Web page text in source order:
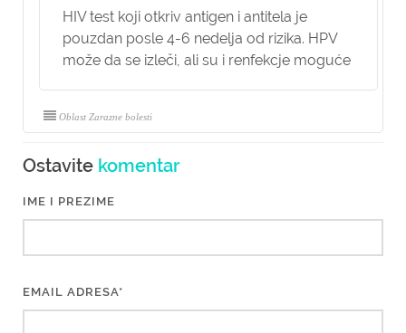
HIV test koji otkriv antigen i antitela je
pouzdan posle 4-6 nedelja od rizika. HPV
može da se izleči, ali su i renfekcje moguće
Oblast Zarazne bolesti
Ostavite komentar
IME I PREZIME
EMAIL ADRESA*